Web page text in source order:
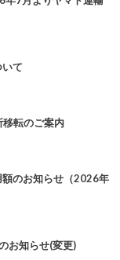
て
移転のご案内
のお知らせ（2026年
お知らせ(変更)